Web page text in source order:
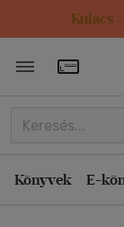
Kulacs
Könyvek E-
Rendezés
Kiadás
Ár szerint